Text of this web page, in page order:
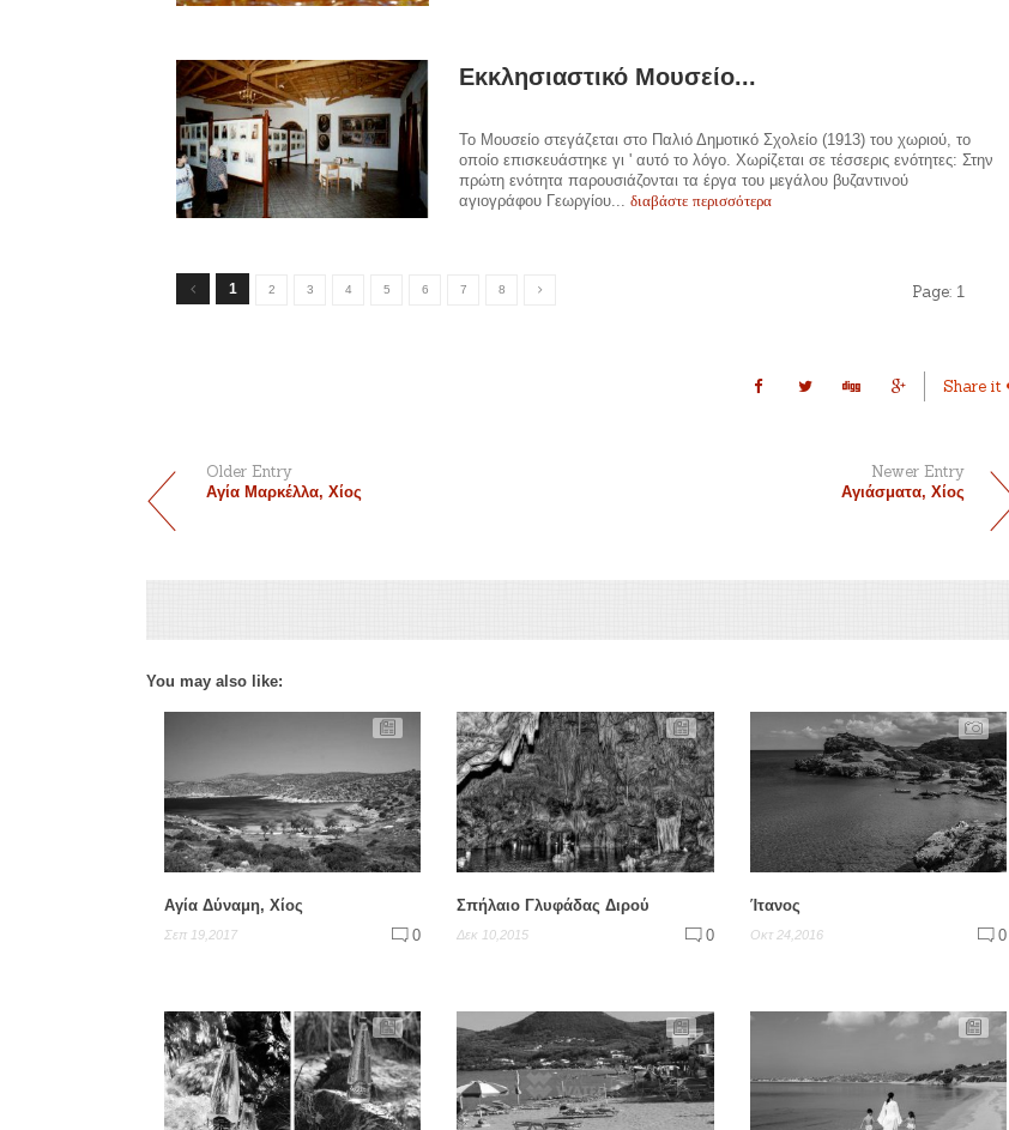
Εκκλησιαστικό Μουσείο...
Το Μουσείο στεγάζεται στο Παλιό Δημοτικό Σχολείο (1913) του χωριού, το
οποίο επισκευάστηκε γι ' αυτό το λόγο. Χωρίζεται σε τέσσερις ενότητες: Στην
πρώτη ενότητα παρουσιάζονται τα έργα του μεγάλου βυζαντινού
αγιογράφου Γεωργίου...διαβάστε περισσότερα
1 2 3 4 5 6 7 8 Page: 1
Share it
Older Entry
Αγία Μαρκέλλα, Χίος
Newer Entry
Αγιάσματα, Χίος
You may also like:
Αγία Δύναμη, Χίος
Σεπ 19,2017 0
Σπήλαιο Γλυφάδας Διρού
Δεκ 10,2015 0
Ίτανος
Οκτ 24,2016 0